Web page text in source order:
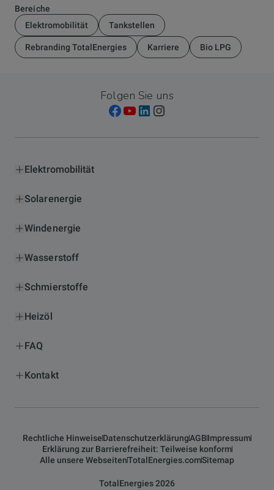
Bereiche
Elektromobilität
Tankstellen
Rebranding TotalEnergies Karriere Bio LPG
Folgen Sie uns
Elektromobilität
Solarenergie
Windenergie
Wasserstoff
Schmierstoffe
Heizöl
FAQ
Kontakt
Rechtliche HinweiseDatenschutzerklärungAGBImpressum
Erklärung zur Barrierefreiheit: Teilweise konform
Alle unsere WebseitenTotalEnergies.comSitemap
TotalEnergies 2026